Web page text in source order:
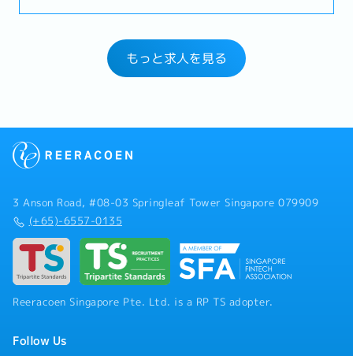
もっと求人を見る
3 Anson Road, #08-03 Springleaf Tower Singapore 079909
(+65)-6557-0135
Reeracoen Singapore Pte. Ltd. is a RP TS adopter.
Follow Us